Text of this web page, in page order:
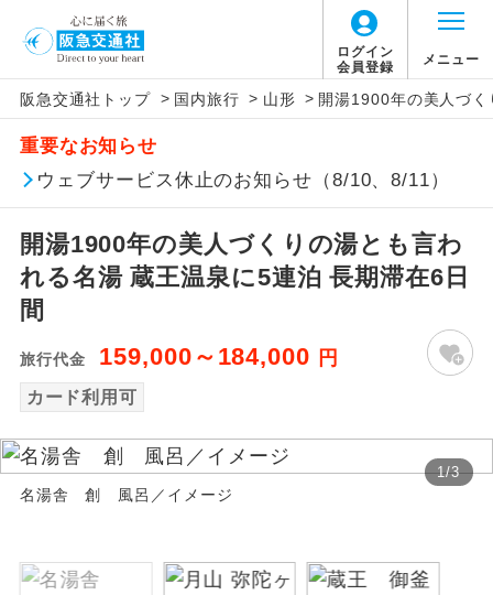
ログイン
会員登録
メニュー
阪急交通社トップ > 国内旅行 > 山形 > 開湯1900年の美人づ
重要なお知らせ
ウェブサービス休止のお知らせ（8/10、8/11）
開湯1900年の美人づくりの湯とも言わ
れる名湯 蔵王温泉に5連泊 長期滞在6日
間
旅行代金 159,000～184,000 円
カード利用可
1/3
名湯舎 創 風呂／イメージ
アイコン 説明
添乗員同行
往路出発空港（駅）から復路到着空港
（駅）まで同行します。
現地添乗員同
現地到着空港（駅）から最終日出発空港
（駅）まで添乗員が同行します。
バスガイド乗
があります。
新コース
世界遺産
ユネスコに登録されている文化遺産や自